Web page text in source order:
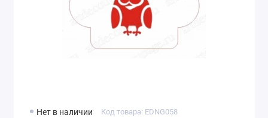
Нет в наличии Код товара: EDNG058